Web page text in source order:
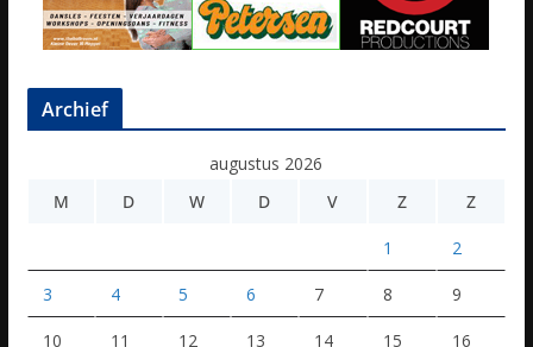
Archief
augustus 2026
M
D W D V Z Z
1 2
3 4 5 6 7 8 9
10 11 12 13 14 15 16